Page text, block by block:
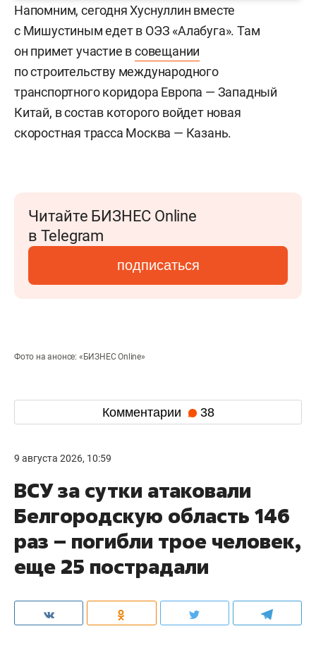
Напомним, сегодня Хуснуллин вместе
с Мишустиным едет в ОЭЗ «Алабуга». Там
он примет участие всовещании
по строительству международного
транспортного коридора Европа — Западный
Китай, в состав которого войдет новая
скоростная трасса Москва — Казань.
Читайте БИЗНЕС Online
в Telegram
подписаться
Фото на анонсе: «БИЗНЕС Online»
Комментарии 38
9 августа 2026, 10:59
ВСУ за сутки атаковали
Белгородскую область 146
раз – погибли трое человек,
еще 25 пострадали